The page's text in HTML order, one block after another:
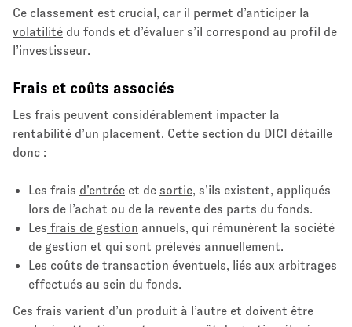
Ce classement est crucial, car il permet d’anticiper la
volatilité du fonds et d’évaluer s’il correspond au profil de
l’investisseur.
Frais et coûts associés
Les frais peuvent considérablement impacter la
rentabilité d’un placement. Cette section du DICI détaille
donc :
Les frais d’entrée et de sortie, s’ils existent, appliqués
lors de l’achat ou de la revente des parts du fonds.
Les frais de gestion annuels, qui rémunèrent la société
de gestion et qui sont prélevés annuellement.
Les coûts de transaction éventuels, liés aux arbitrages
effectués au sein du fonds.
Ces frais varient d’un produit à l’autre et doivent être